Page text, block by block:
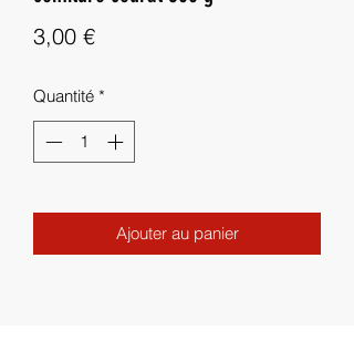
3,00 €Prix
Quantité *
Ajouter au panier